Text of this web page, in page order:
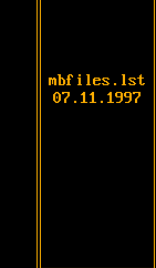
mbfiles.lst
07.11.1997